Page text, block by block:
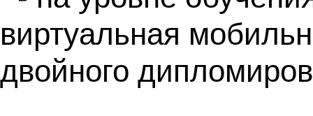
виртуальная
двойного